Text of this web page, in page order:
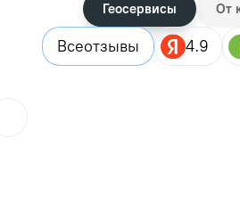
Геосервисы От
Всеотзывы 4.9